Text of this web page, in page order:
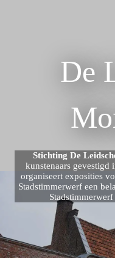
De
Stichting De
kunstenaars
organiseert exposities
Stadstimmerwerf een